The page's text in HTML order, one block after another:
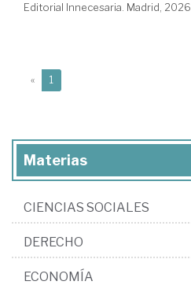
Editorial Innecesaria. Madrid, 2026
« 1
Materias
CIENCIAS SOCIALES
DERECHO
ECONOMÍA